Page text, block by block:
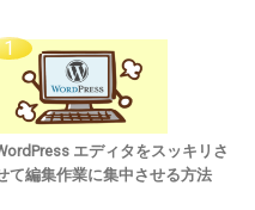
エディタをスッキリさ
て編集作業に集中させる方法